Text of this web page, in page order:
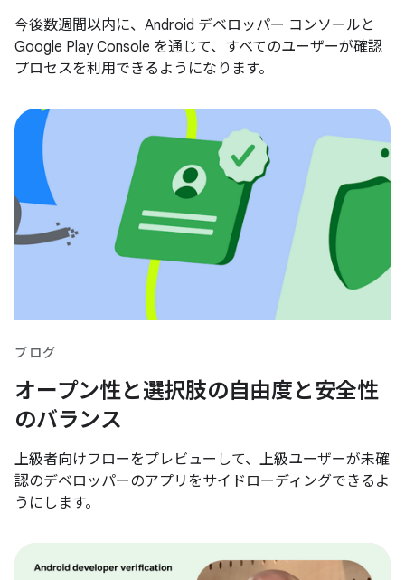
今後数週間以内に、Android デベロッパー コンソールと
Google Play Console を通じて、すべてのユーザーが確認
プロセスを利用できるようになります。
ブログ
オープン性と選択肢の自由度と安全性
のバランス
上級者向けフローをプレビューして、上級ユーザーが未確
認のデベロッパーのアプリをサイドローディングできるよ
うにします。